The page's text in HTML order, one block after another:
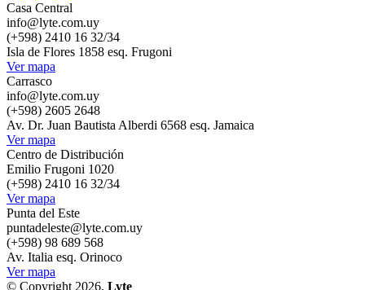
Casa Central
info@lyte.com.uy
(+598) 2410 16 32/34
Isla de Flores 1858 esq. Frugoni
Ver mapa
Carrasco
info@lyte.com.uy
(+598) 2605 2648
Av. Dr. Juan Bautista Alberdi 6568 esq. Jamaica
Ver mapa
Centro de Distribución
Emilio Frugoni 1020
(+598) 2410 16 32/34
Ver mapa
Punta del Este
puntadeleste@lyte.com.uy
(+598) 98 689 568
Av. Italia esq. Orinoco
Ver mapa
© Copyright 2026, Lyte